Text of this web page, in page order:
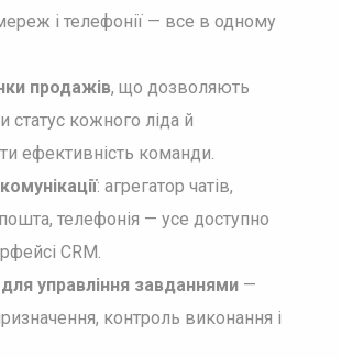
і телефонії — все в одному
продажів, що дозволяють
статус кожного ліда й
ефективність команди.
: агрегатор чатів,
телефонія — усе доступно
CRM.
управління завданнями—
контроль виконання і